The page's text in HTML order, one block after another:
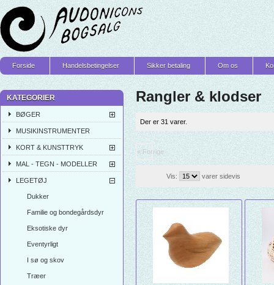
Forside Handelsbetingelser Sikker betaling Om os
KATEGORIER
BØGER
MUSIKINSTRUMENTER
KORT & KUNSTTRYK
MAL - TEGN - MODELLER
LEGETØJ
Dukker
Familie og bondegårdsdyr
Eksotiske dyr
Eventyrligt
I sø og skov
Træer
Rangler & klodser
Der er 31 varer.
« Forrige
Vis: varer sidevis